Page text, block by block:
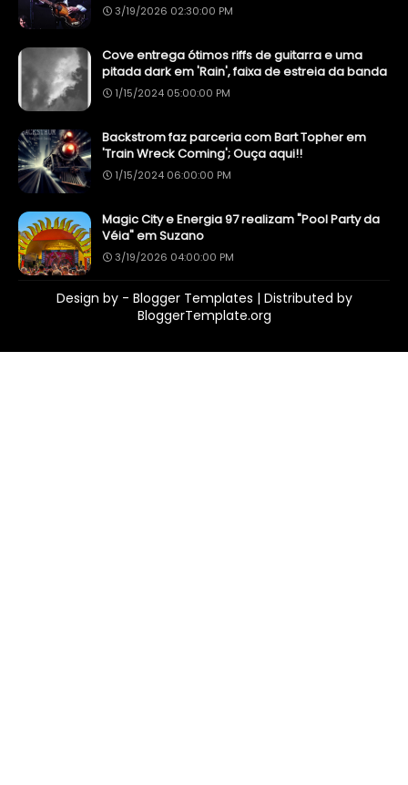
3/19/2026 02:30:00 PM
Cove entrega ótimos riffs de guitarra e uma
pitada dark em 'Rain', faixa de estreia da banda
1/15/2024 05:00:00 PM
Backstrom faz parceria com Bart Topher em
'Train Wreck Coming'; Ouça aqui!!
1/15/2024 06:00:00 PM
Magic City e Energia 97 realizam "Pool Party da
Véia" em Suzano
3/19/2026 04:00:00 PM
Design by - Blogger Templates | Distributed by
BloggerTemplate.org